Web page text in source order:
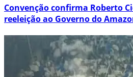
Convenção confirma Roberto
reeleição ao Governo do